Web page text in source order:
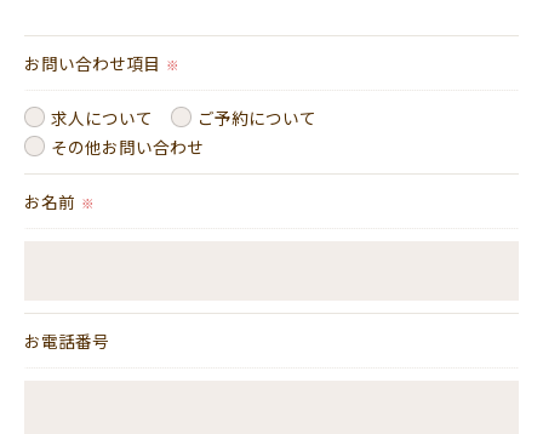
＜個人情報の委託について＞
当社では、利用目的の達成に必要な範囲において、個人情
これらの委託先に対しては個人情報保護契約等の措置をと
り、適切な監督を行います。
当社では、個人情報の漏洩等がなされないよう、適切に安
全管理対策を実施します。
お問い合わせ項目 ※
求人について
ご予約について
その他お問い合わせ
お名前 ※
お電話番号